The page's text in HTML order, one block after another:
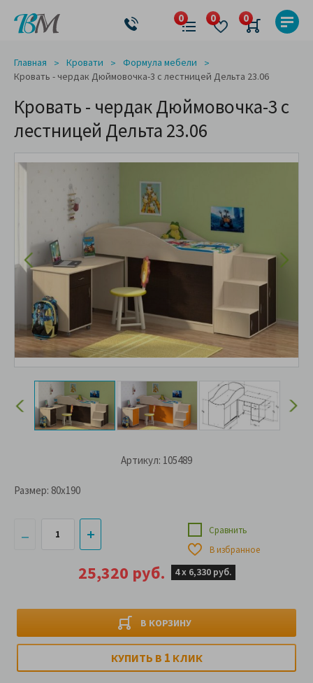
Главная Кровати
Формула мебели
Кровать - чердак Дюймовочка-3 с лестницей Дельта 23.06
Кровать - чердак Дюймовочка-3 с
лестницей Дельта 23.06
Артикул: 105489
25,320 руб. 4 х 6,330 руб.
В КОРЗИНУ
Сравнить
В избранное
КУПИТЬ В 1 КЛИК
Размер: 80x190